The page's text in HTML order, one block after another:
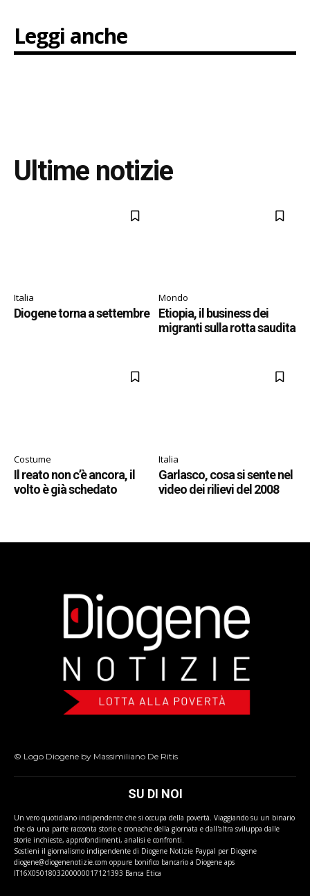
Leggi anche
Ultime notizie
Italia
Diogene torna a settembre
Mondo
Etiopia, il business dei
migranti sulla rotta saudita
Costume
Il reato non c’è ancora, il
volto è già schedato
Italia
Garlasco, cosa si sente nel
video dei rilievi del 2008
© Logo Diogene by Massimiliano De Ritis
SU DI NOI
Un vero quotidiano indipendente che si occupa della povertà. Viaggiando su un binario
che da una parte racconta storie e cronache della giornata e dall'altra sviluppa dalle
storie inchieste, approfondimenti, analisi e confronti.
Sostieni il giornalismo indipendente di Diogene Notizie Paypal per Diogene
diogene@diogenenotizie.com oppure bonifico bancario a Diogene aps
IT16X0501803200000017121393 Banca Etica